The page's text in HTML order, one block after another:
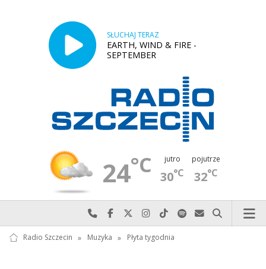
SŁUCHAJ TERAZ
EARTH, WIND & FIRE -
SEPTEMBER
24°C jutro
30°C
pojutrze
32°C
Najlepiej po prostu do nas zadzwoń
Odwiedź nas na Facebook-u
Odwiedź nas na X
Odwiedź nas na Instagram-ie
Odwiedź nas na TikTok-u
Szukaj nas na Spotify
Wyślij do nas
Szukaj
Radio Szczecin » Muzyka » Płyta tygodnia